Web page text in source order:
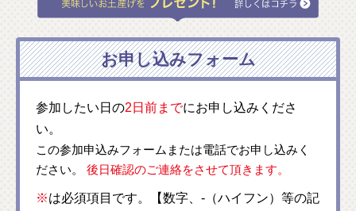
お申し込みフォーム
参加したい日の2日前までにお申し込みくださ
い。
この参加申込みフォームまたは電話でお申し込みく
ださい。 後日確認のご連絡をさせて頂きます。
※は必須項目です。【数字、-（ハイフン）等の記